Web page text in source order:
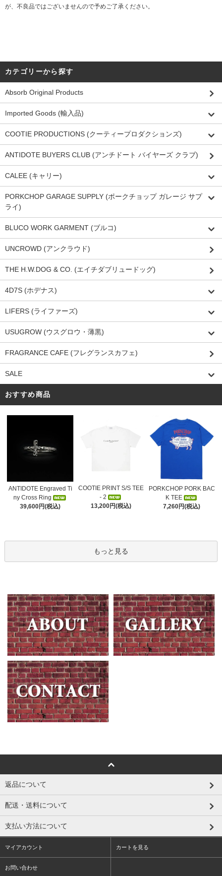
が、不良品ではございませんので予めご了承ください。
カテゴリーから探す
Absorb Original Products
Imported Goods (輸入品)
COOTIE PRODUCTIONS (クーティープロダクションズ)
ANTIDOTE BUYERS CLUB (アンチドート バイヤーズ クラブ)
CALEE (キャリー)
PORKCHOP GARAGE SUPPLY (ポークチョップ ガレージ サプ
ライ)
BLUCO WORK GARMENT (ブルコ)
UNCROWD (アンクラウド)
THE H.W.DOG & CO. (エイチダブリュードッグ)
4D7S (ホデナス)
LIFERS (ライファーズ)
USUGROW (ウスグロウ・薄黒)
FRAGRANCE CAFE (フレグランスカフェ)
SALE
おすすめ商品
ANTIDOTE Engraved Ti
ny Cross Ring
39,600円(税込)
COOTIE PRINT S/S TEE
- 2
13,200円(税込)
PORKCHOP PORK BAC
K TEE
7,260円(税込)
もっと見る
返品について
配送・送料について
支払い方法について
マイアカウント カートを見る
お問い合わせ